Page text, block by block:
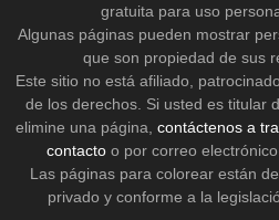
gratuita para uso
Algunas páginas pueden mostrar
que son propiedad de sus
Este sitio no está afiliado,
de los derechos. Si usted es titular
elimine una página, contáctenos a
contactoo por correo
Las páginas para colorear están
privado y conforme a la